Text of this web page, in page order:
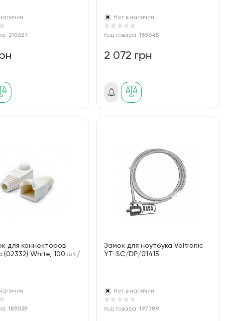
210627
Нет в наличии
Код товара: 189645
2 072 грн
для коннекторов
(02332) White, 100 шт/
189039
Замок для ноутбука Voltronic
YT-SC/DP/01415
Нет в наличии
Код товара: 197789